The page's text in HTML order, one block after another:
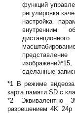
функций
регулировка
настройка
внутренним
сделанные
*1 В режиме
карта памяти SD с
*2 Эквивалентно
разрешением 4K